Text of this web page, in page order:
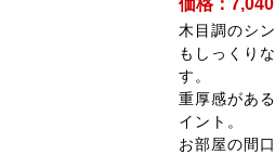
価格：
木目調のシ
もしっくり
す。
重厚感があ
イント。
お部屋の間